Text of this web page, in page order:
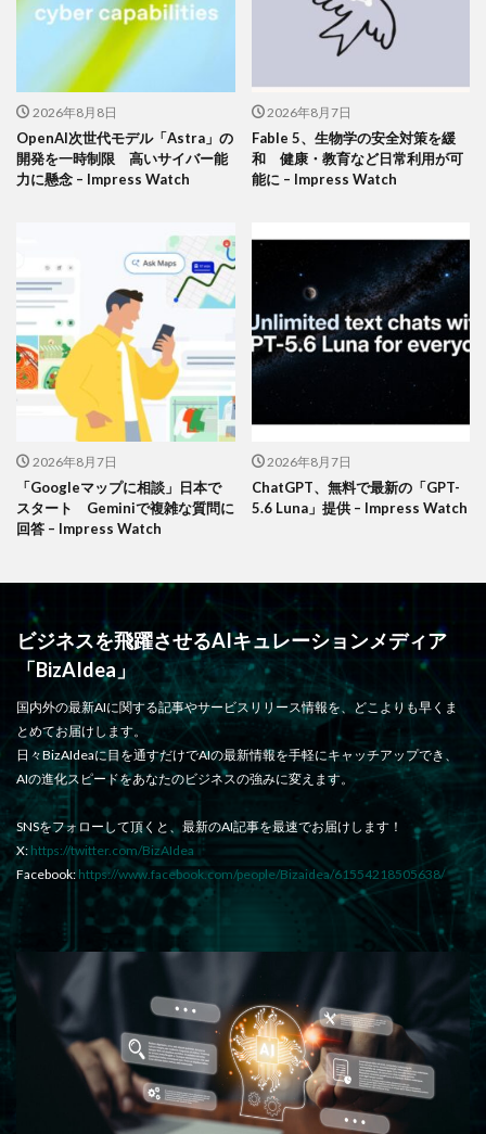
2026年8月8日
OpenAI次世代モデル「Astra」の
開発を一時制限 高いサイバー能
力に懸念 – Impress Watch
2026年8月7日
Fable 5、生物学の安全対策を緩
和 健康・教育など日常利用が可
能に – Impress Watch
2026年8月7日
「Googleマップに相談」日本で
スタート Geminiで複雑な質問に
回答 – Impress Watch
2026年8月7日
ChatGPT、無料で最新の「GPT-
5.6 Luna」提供 – Impress Watch
ビジネスを飛躍させるAIキュレーションメディア
「BizAIdea」
国内外の最新AIに関する記事やサービスリリース情報を、どこよりも早くま
とめてお届けします。
日々BizAIdeaに目を通すだけでAIの最新情報を手軽にキャッチアップでき、
AIの進化スピードをあなたのビジネスの強みに変えます。
SNSをフォローして頂くと、最新のAI記事を最速でお届けします！
X: https://twitter.com/BizAIdea
Facebook: https://www.facebook.com/people/Bizaidea/61554218505638/